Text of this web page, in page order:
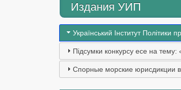
Издания УИП
Український Інститут Політики
Підсумки конкурсу есе на
Спорные морские юрисдикции